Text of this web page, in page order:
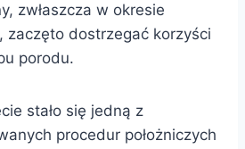
zwłaszcza w okresie
zaczęto dostrzegać korzyści
porodu.
stało się jedną z
procedur położniczych